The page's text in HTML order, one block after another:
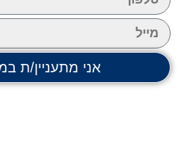
אני מתעניין/ת